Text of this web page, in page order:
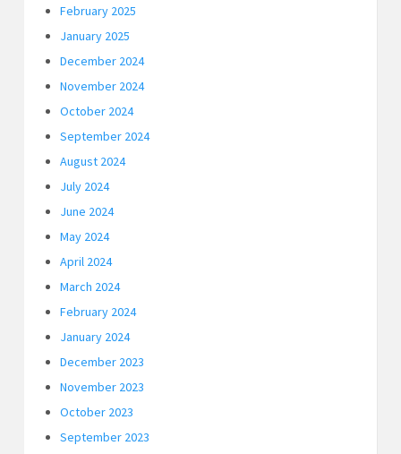
February 2025
January 2025
December 2024
November 2024
October 2024
September 2024
August 2024
July 2024
June 2024
May 2024
April 2024
March 2024
February 2024
January 2024
December 2023
November 2023
October 2023
September 2023